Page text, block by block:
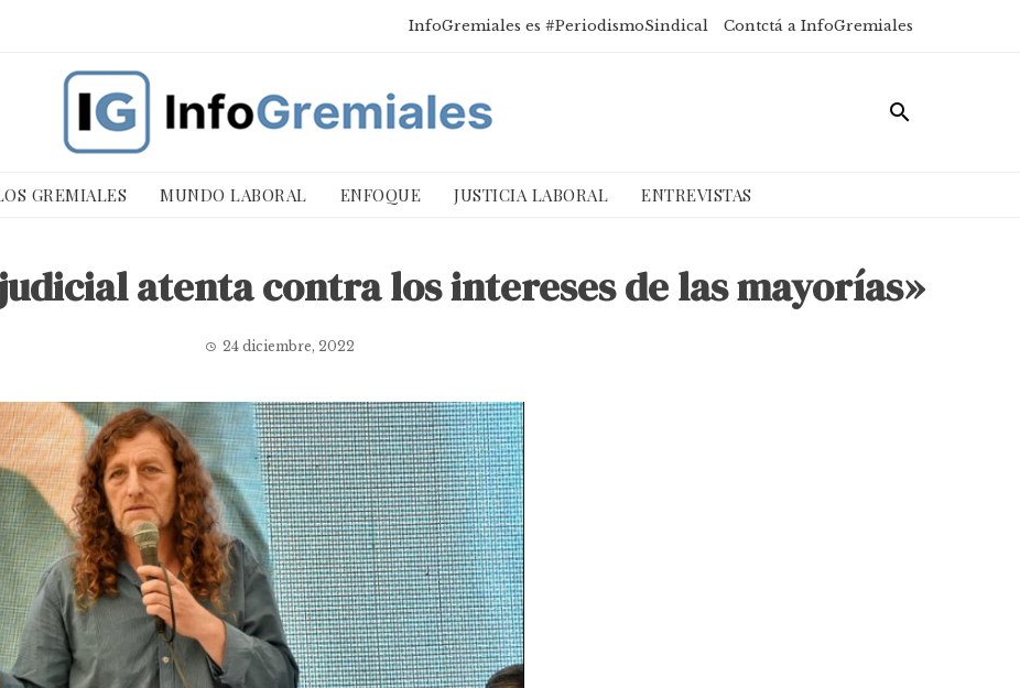
InfoGremiales es #PeriodismoSindical Contctá a InfoGremiales
GREMIALES MUNDO LABORAL ENFOQUE JUSTICIA LABORAL ENTREVISTAS
atenta contra los intereses de las mayorías»
24 diciembre, 2022